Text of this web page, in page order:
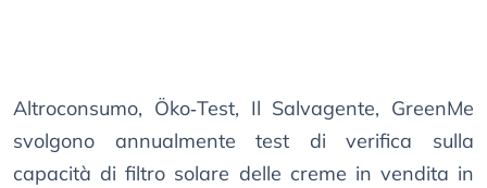
Altroconsumo, Öko‑Test, Il Salvagente, GreenMe
svolgono annualmente test di verifica sulla
capacità di filtro solare delle creme in vendita in